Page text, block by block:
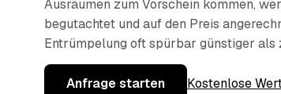
Ausräumen zum Vorschein kommen,
begutachtet und auf den Preis
Entrümpelung oft spürbar günstiger als
Anfrage starten Kostenlose